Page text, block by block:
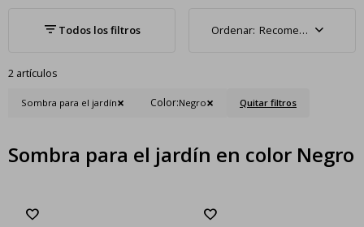
Recomendados
2 artículos
Sombra para el jardín Color:Negro Quitar filtros
Sombra para el jardín en color Negro